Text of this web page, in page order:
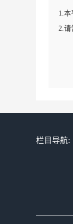
1.本
2.请
栏目导航: